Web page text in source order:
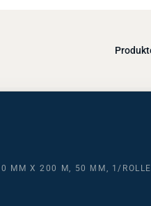
MM X 200 M, 50 ΜM, 1/ROLLE